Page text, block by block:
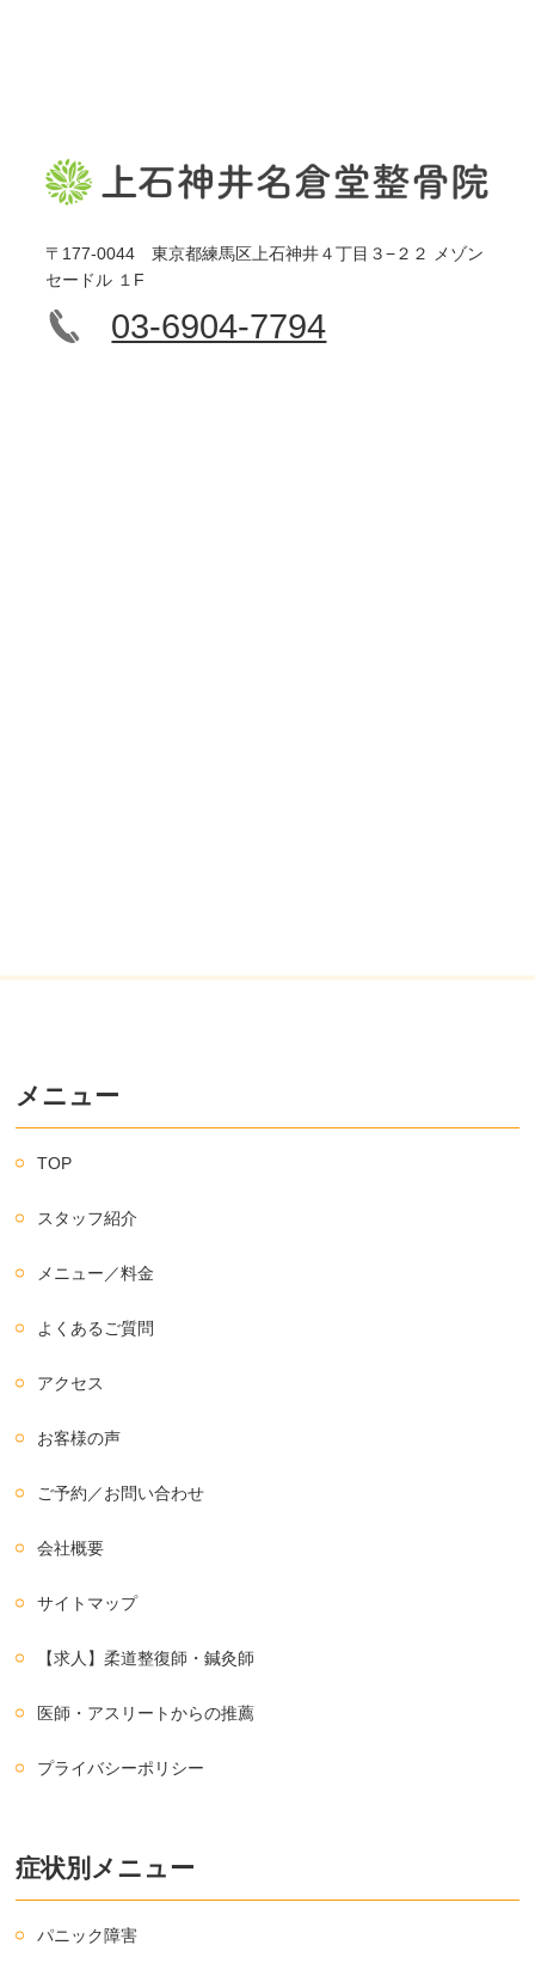
〒177-0044 東京都練馬区上石神井４丁目３−２２ メゾン
セードル １F
03-6904-7794
メニュー
TOP
スタッフ紹介
メニュー／料金
よくあるご質問
アクセス
お客様の声
ご予約／お問い合わせ
会社概要
サイトマップ
【求人】柔道整復師・鍼灸師
医師・アスリートからの推薦
プライバシーポリシー
症状別メニュー
パニック障害